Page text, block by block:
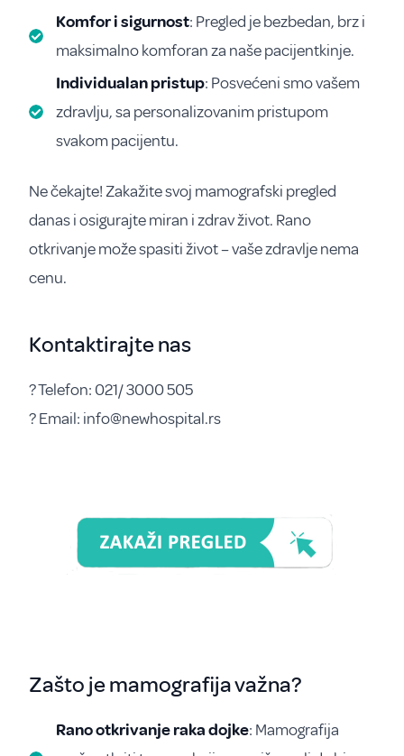
Komfor i sigurnost: Pregled je bezbedan, brz i
maksimalno komforan za naše pacijentkinje.
Individualan pristup: Posvećeni smo vašem
zdravlju, sa personalizovanim pristupom
svakom pacijentu.
Ne čekajte! Zakažite svoj mamografski pregled
danas i osigurajte miran i zdrav život. Rano
otkrivanje može spasiti život – vaše zdravlje nema
cenu.
Kontaktirajte nas
? Telefon: 021/ 3000 505
? Email: info@newhospital.rs
Zašto je mamografija važna?
Rano otkrivanje raka dojke: Mamografija